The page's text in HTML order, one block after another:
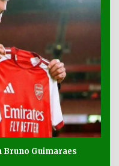
Bruno Guimaraes